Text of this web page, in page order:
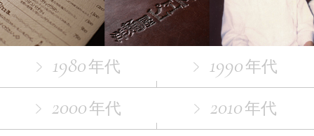
1980年代 1990年代
2000年代 2010年代